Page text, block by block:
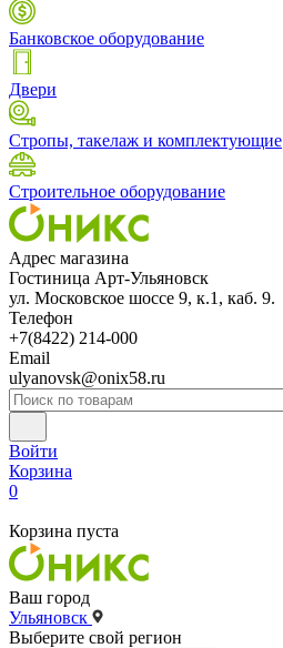
Банковское оборудование
Двери
Стропы, такелаж и комплектующие
Строительное оборудование
Адрес магазина
Гостиница Арт-Ульяновск
ул. Московское шоссе 9, к.1, каб. 9.
Телефон
+7(8422) 214-000
Email
ulyanovsk@onix58.ru
Войти
Корзина
0
Корзина пуста
Ваш город
Ульяновск
Выберите свой регион